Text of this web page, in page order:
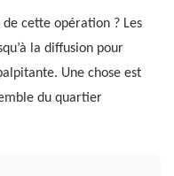
cette opération ? Les
la diffusion pour
Une chose est
du quartier